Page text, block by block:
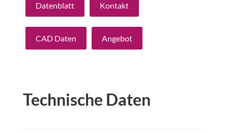
Datenblatt Kontakt
CAD Daten Angebot
Technische Daten